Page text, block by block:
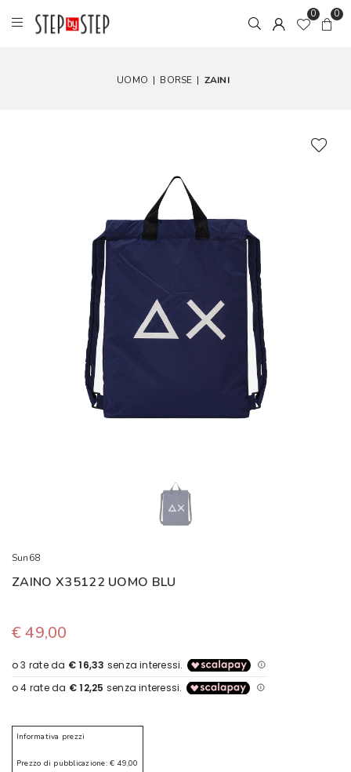
0 0
UOMO | BORSE | ZAINI
Sun68
ZAINO X35122 UOMO BLU
€ 49,00
Informativa prezzi
Prezzo di pubblicazione: € 49,00